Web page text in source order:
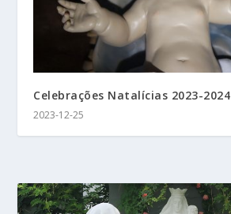
Celebrações Natalícias 2023-2024
2023-12-25